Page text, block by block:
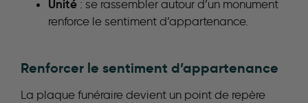
Unité : se rassembler autour d’un monument
renforce le sentiment d’appartenance.
Renforcer le sentiment d’appartenance
La plaque funéraire devient un point de repère